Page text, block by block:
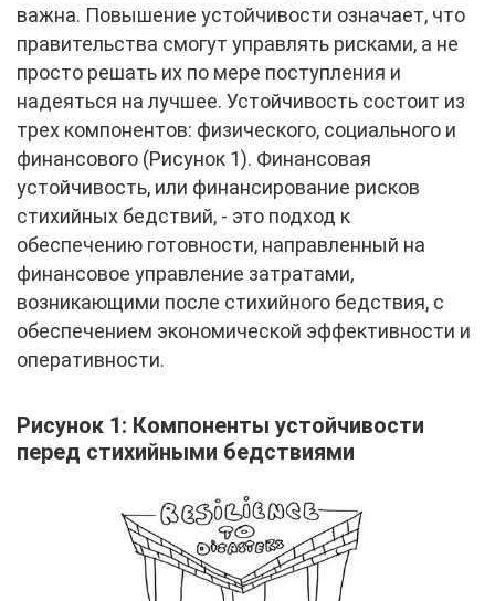
важна. Повышение устойчивости означает, что
правительства смогут управлять рисками, а не
просто решать их по мере поступления и
надеяться на лучшее. Устойчивость состоит из
трех компонентов: физического, социального и
финансового (Рисунок 1). Финансовая
устойчивость, или финансирование рисков
стихийных бедствий, - это подход к
обеспечению готовности, направленный на
финансовое управление затратами,
возникающими после стихийного бедствия, с
обеспечением экономической эффективности и
оперативности.
Рисунок 1: Компоненты устойчивости
перед стихийными бедствиями